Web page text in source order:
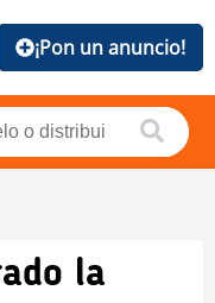
¡Pon un anuncio!
la